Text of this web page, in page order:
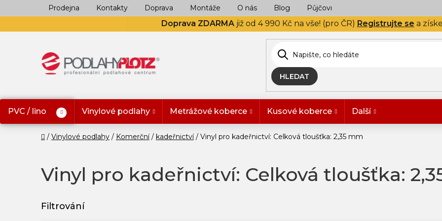
na
Doprava ZDARMA již od 4 990 Kč na vše! (pro ČR) Registrujte se a
Prodejna Kontakty Doprava Montáže O nás Blog Půjčovna
HLEDAT
PVC / lino Vinylové podlahy Metrážové koberce Kusové koberce Další
Domů
Vinylové podlahy Komerční kadeřnictví Vinyl pro kadeřnictví: Celková tloušťka: 2,35 mm
Vinyl pro kadeřnictví: Celková tloušťka:
ý